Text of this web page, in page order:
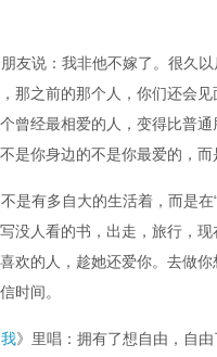
友说：我非他不嫁了。很久
那之前的那个人，你们还会见
曾经最相爱的人，变得比普
是你身边的不是你最爱的，而
是有多自大的生活着，而是
没人看的书，出走，旅行，
欢的人，趁她还爱你。去做
时间。
》里唱：拥有了想自由，自由